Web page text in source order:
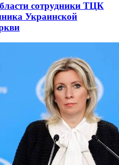
сотрудники ТЦК
Украинской